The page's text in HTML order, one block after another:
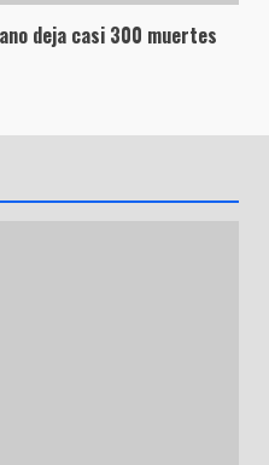
deja casi 300 muertes